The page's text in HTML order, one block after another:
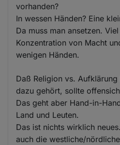
vorhanden?
In wessen Händen? Eine
Da muss man ansetzen.
Konzentration von Macht
wenigen Händen.
Daß Religion vs.
dazu gehört, sollte
Das geht aber Hand-in-
Land und Leuten.
Das ist nichts wirklich
auch die westliche/